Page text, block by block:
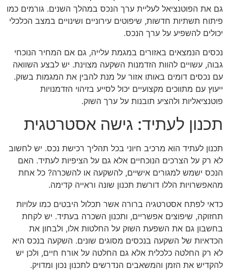
גם את הפוטנציאל לעליית ערך הנכס במהלך השנים. גורמים כמו
פיתוח תשתיות חדשות, שיפוטים עירוניים ושינויים במצב הכלכלי
יכולים להשפיע על ערך הנכס.
נכסים הנמצאים באזורים במגמת עלייה, גם אם המחיר הנוכחי
גבוה, עשויים להוות הזדמנות השקעה מצוינת. יש לבצע השוואה
עם נכסים דומים באותו אזור על מנת להבין את המגמות בשוק.
ייעוץ עם מתווכים מקצועיים יכול לסייע בזיהוי הזדמנויות
פוטנציאליות ולהציע תובנות על ערך השוק.
תכנון לעתיד: גישה אסטרטגית
תכנון לעתיד הוא מרכיב חיוני בכל תהליך רכישת נכס. יש לחשוב
לא רק על הצרכים הנוכחיים אלא גם על הציפיות לעתיד. האם
הנכס ישמש למגורים אישיים, להשקעה או להשכרה? כל אחת
מהאפשרויות הללו דורשת תכנון שונה וראייה קדימה.
כדאי לפתח אסטרטגיה ברורה אשר תכלול היבטים כמו עלויות
תחזוקה, שיפוצים אפשריים, ותכנון השכרה בעתיד. יש לקחת
בחשבון גם את השפעת השוק על החלטות אלו, ולבחון את
הכדאיות של השקעה בנכסים מסוגים שונים. השקעה בנכס היא
לא רק החלטה כלכלית אלא גם החלטה על אורח חיים, ולכן יש
להקדיש את הזמן והמשאבים הנדרשים לתכנון נכון ומדויק.